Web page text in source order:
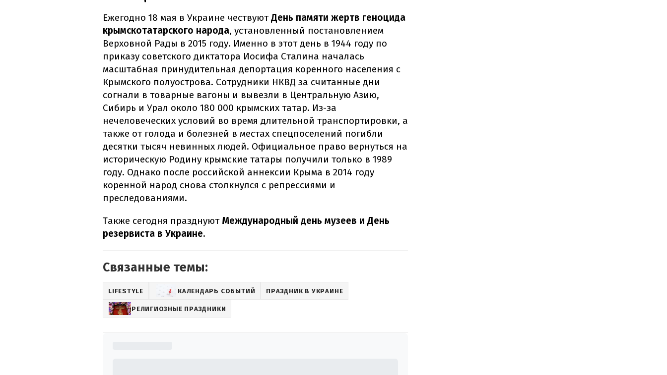
Ежегодно 18 мая в Украине чествуютДень памяти жертв геноцида
крымскотатарского народа, установленный постановлением
Верховной Рады в 2015 году. Именно в этот день в 1944 году по
приказу советского диктатора Иосифа Сталина началась
масштабная принудительная депортация коренного населения с
Крымского полуострова. Сотрудники НКВД за считанные дни
согнали в товарные вагоны и вывезли в Центральную Азию,
Сибирь и Урал около 180 000 крымских татар. Из-за
нечеловеческих условий во время длительной транспортировки, а
также от голода и болезней в местах спецпоселений погибли
десятки тысяч невинных людей. Официальное право вернуться на
историческую Родину крымские татары получили только в 1989
году. Однако после российской аннексии Крыма в 2014 году
коренной народ снова столкнулся с репрессиями и
преследованиями.
Также сегодня празднуют Международный день музеев и День
резервиста в Украине.
Связанные темы:
LIFESTYLE КАЛЕНДАРЬ СОБЫТИЙ ПРАЗДНИК В УКРАИНЕ
РЕЛИГИОЗНЫЕ ПРАЗДНИКИ